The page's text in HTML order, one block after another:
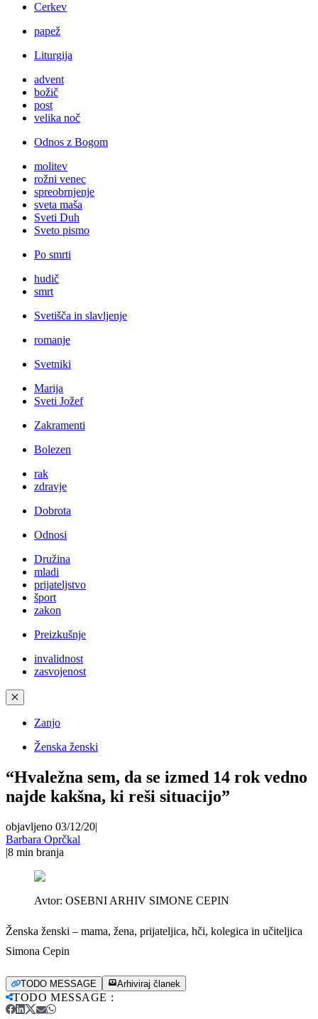
Cerkev
papež
Liturgija
advent
božič
post
velika noč
Odnos z Bogom
molitev
rožni venec
spreobrnjenje
sveta maša
Sveti Duh
Sveto pismo
Po smrti
hudič
smrt
Svetišča in slavljenje
romanje
Svetniki
Marija
Sveti Jožef
Zakramenti
Bolezen
rak
zdravje
Dobrota
Odnosi
Družina
mladi
prijateljstvo
šport
zakon
Preizkušnje
invalidnost
zasvojenost
✕
Zanjo
Ženska ženski
“Hvaležna sem, da se izmed 14 rok vedno
najde kakšna, ki reši situacijo”
objavljeno 03/12/20|
Barbara Oprčkal
|8 min branja
Avtor: OSEBNI ARHIV SIMONE CEPIN
Ženska ženski – mama, žena, prijateljica, hči, kolegica in učiteljica
Simona Cepin
TODO MESSAGE Arhiviraj članek
TODO MESSAGE :